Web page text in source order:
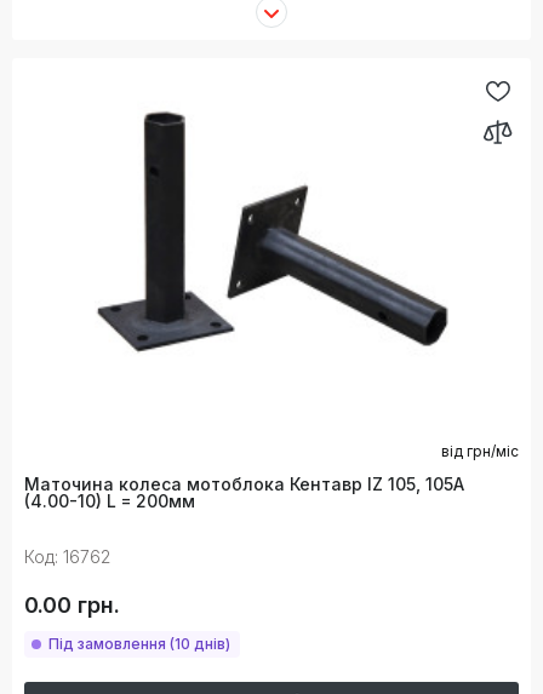
від грн/міс
Маточина колеса мотоблока Кентавр IZ 105, 105А
(4.00-10) L = 200мм
Код: 16762
0.00 грн.
Під замовлення (10 днів)